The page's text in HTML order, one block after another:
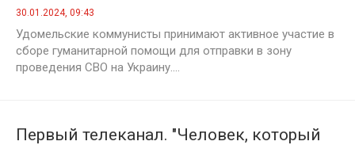
30.01.2024, 09:43
Удомельские коммунисты принимают активное участие в
сборе гуманитарной помощи для отправки в зону
проведения СВО на Украину....
Первый телеканал. "Человек, который